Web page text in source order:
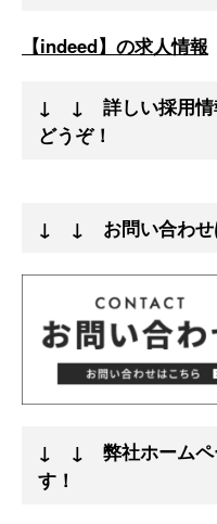
【indeed】の求人情報
↓ ↓ 詳しい採用情
どうぞ！
↓ ↓ お問い合わせ
↓ ↓ 弊社ホームペ
す！